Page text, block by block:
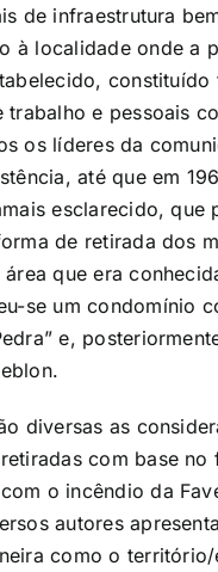
de infraestrutura
à localidade onde a
constituído
trabalho e pessoais
os líderes da
até que em
esclarecido, que
de retirada dos
área que era
se um condomínio
e,
diversas as
com base no
o incêndio da
autores
como o